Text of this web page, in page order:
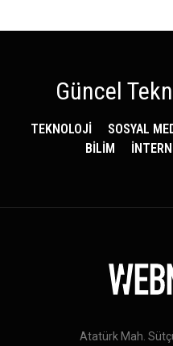
Güncel
TEKNOLOJİ SOSYAL
BİLİM
Atatürk Mah.